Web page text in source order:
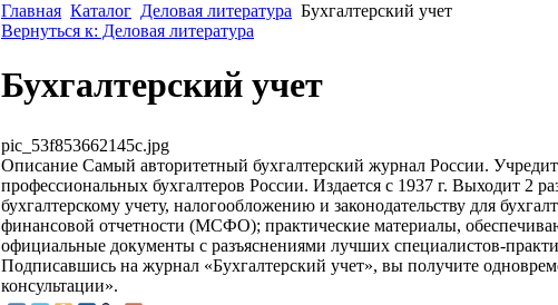
Главная Каталог Деловая литература Бухгалтерский учет
Вернуться к: Деловая литература
Бухгалтерский учет
pic_53f853662145c.jpg
Описание Самый авторитетный бухгалтерский журнал России.
профессиональных бухгалтеров России. Издается с 1937 г. Выходит 2
бухгалтерскому учету, налогообложению и законодательству для
финансовой отчетности (МСФО); практические материалы,
официальные документы с разъяснениями лучших специалистов-
Подписавшись на журнал «Бухгалтерский учет», вы получите
консультации».